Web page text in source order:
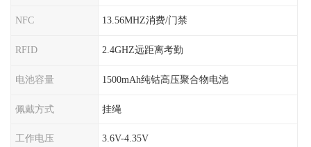
NFC 13.56MHZ消费/门禁
RFID 2.4GHZ远距离考勤
电池容量 1500mAh纯钴高压聚合物电池
佩戴方式 挂绳
工作电压 3.6V-4.35V